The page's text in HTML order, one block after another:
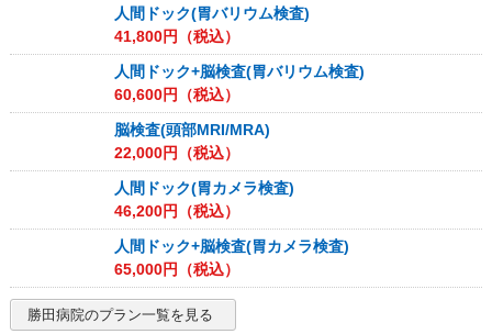
人間ドック(胃バリウム検査)
41,800円（税込）
人間ドック+脳検査(胃バリウム検査)
60,600円（税込）
脳検査(頭部MRI/MRA)
22,000円（税込）
人間ドック(胃カメラ検査)
46,200円（税込）
人間ドック+脳検査(胃カメラ検査)
65,000円（税込）
勝田病院のプラン一覧を見る